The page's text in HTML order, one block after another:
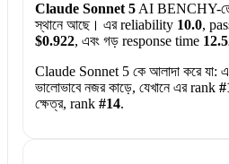
Claude Sonnet 5AI BENCHY-
স্থানে আছে। এর reliability 10.0,
$0.922, এবং গড় response time
Claude Sonnet 5 কে আলাদা করে যা:
ভালোভাবে নজর কাড়ে, যেখানে এর rank
ক্ষেত্র, rank #14.